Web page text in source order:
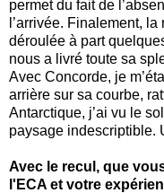
permet du fait de
l’arrivée. Finalement,
déroulée à part
nous a livré toute sa
Avec Concorde, je
arrière sur sa courbe,
Antarctique, j’ai vu le
paysage indescriptible.
Avec le recul, que
l'ECA et votre